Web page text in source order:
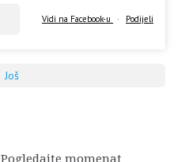
Vidi na Facebook-u · Podijeli
Još
Pogledajte momenat